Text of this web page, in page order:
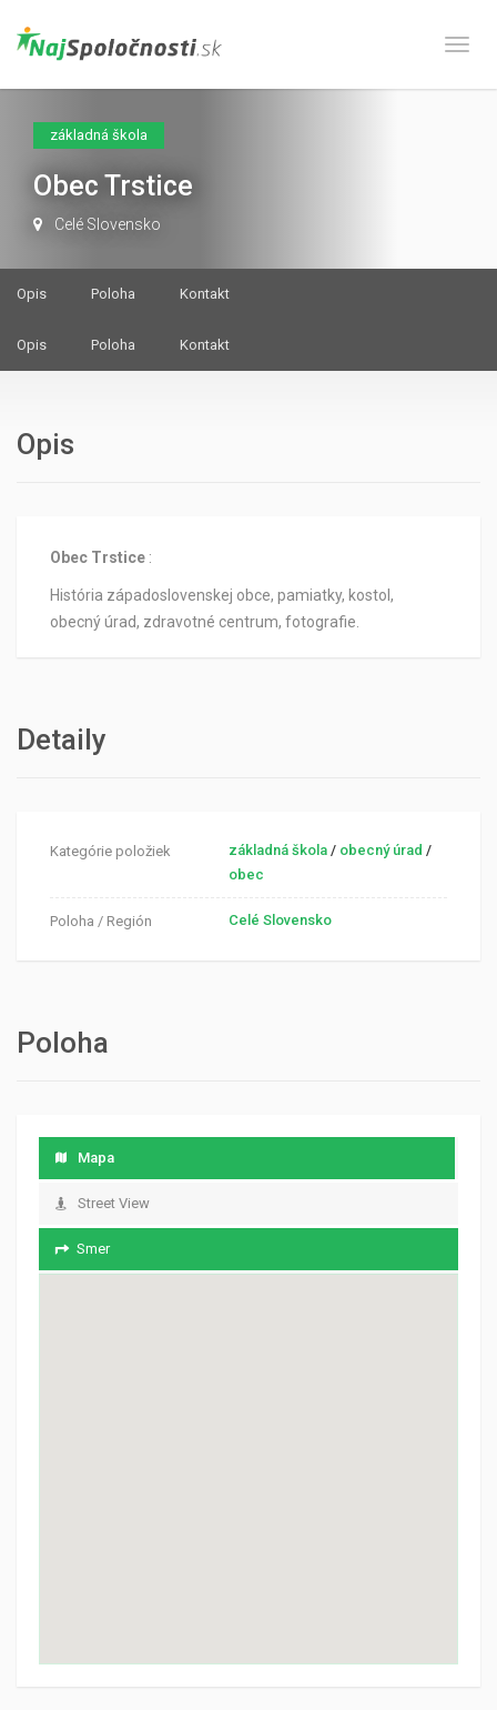
základná škola
Obec Trstice
Celé Slovensko
Opis Poloha Kontakt
Opis Poloha Kontakt
Opis
Obec Trstice :
História západoslovenskej obce, pamiatky, kostol,
obecný úrad, zdravotné centrum, fotografie.
Detaily
Kategórie položiek základná škola / obecný úrad /
obec
Poloha / Región Celé Slovensko
Poloha
Mapa
Street View
Smer